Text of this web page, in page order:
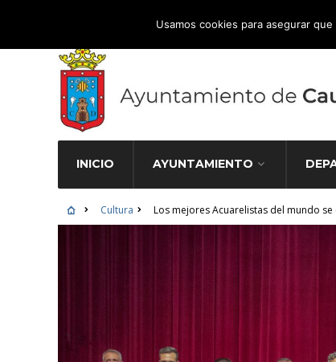
Atención Ciudadana 965 827 000
INICIO AYUNTAMIENTO
Cultura Los mejores Acuarelistas del mundo
Usamos cookies para asegurar